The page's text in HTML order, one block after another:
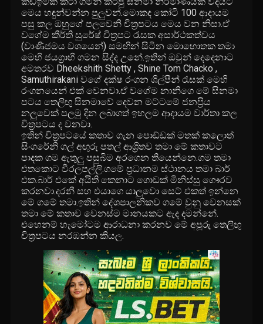
මෙය හඳුන්වන්න පුලුවන්.මොකද කෝටි 100 ආදායම
පසු කල ඔහුගේ පලවෙනි චිත්‍රපටය මෙය වන නිසා.ඒ
වගේම කීර්ති සුරේෂ් චිත්‍රපට රැසක අසාර්ථකත්වය
(වාණිජමය වශයෙන්) සමඟින් සිටින මොහොතක තමා
මෙහි ජයග්‍රාහී ගමන සිද්ද උනේ.ඉතින් ඔවුන් දෙදෙනාට
අමතරව Dheekshith Shetty , Shine Tom Chacko ,
Samuthirakani වගේ දක්ෂ රංගන ශිල්පීන් රැසක් මෙහි
රංගනයෙන් එක් වෙනවා.ඒ වගේම නානිගෙ මේ සිනමා
පටය තෙලිඟු සිනමාවේ දෙවන මට්ටමේ ජනප්‍රිය
නලුවෙක් පලමු දින ලබාගත් ඉහලම ආදායම වාර්තා කල
චිත්‍රපටය ද වනවා.
ඉතින් චිත්‍රපටයේ කතාව ගැන පොඩ්ඩක් මතක් කලොත්
සිංගරේනි ගල් අඟුරු පතල් ආශ්‍රිතව තමා මේ කතාවට
පාදක ගම ඇතුලු පසුබිම අරගෙන තියෙන්නෙ.ගම තමා
එතකොට වීරලපල්ලි.ගමේ ප්‍රධානම ස්ථානය තමා බාර්
එක.බාර් එකේ අයිති කෙනාට ගොඩක් මිනිස්සු ගෞරව
කරනවා.දරනී සහ එයාගෙ යාලුවො සෙට් එකත් ඉන්නෙ
මේ ගමේ තමා.ඉතින් දේශපාලනිකව ගමේ වුනු වෙනසක්
තමා මේ කතාව වෙනස්ම මානයකට ඇද දමන්නේ.
එහෙනම් හැමෝටම ආරාධනා කරනව මේ අපූරු තෙලිඟු
චිත්‍රපටය නරඹන්න කියල.